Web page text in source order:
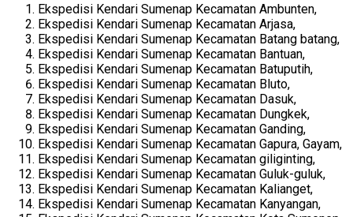
Ekspedisi Kendari Sumenap Kecamatan Ambunten,
Ekspedisi Kendari Sumenap Kecamatan Arjasa,
Ekspedisi Kendari Sumenap Kecamatan Batang batang,
Ekspedisi Kendari Sumenap Kecamatan Bantuan,
Ekspedisi Kendari Sumenap Kecamatan Batuputih,
Ekspedisi Kendari Sumenap Kecamatan Bluto,
Ekspedisi Kendari Sumenap Kecamatan Dasuk,
Ekspedisi Kendari Sumenap Kecamatan Dungkek,
Ekspedisi Kendari Sumenap Kecamatan Ganding,
Ekspedisi Kendari Sumenap Kecamatan Gapura, Gayam,
Ekspedisi Kendari Sumenap Kecamatan giliginting,
Ekspedisi Kendari Sumenap Kecamatan Guluk-guluk,
Ekspedisi Kendari Sumenap Kecamatan Kalianget,
Ekspedisi Kendari Sumenap Kecamatan Kanyangan,